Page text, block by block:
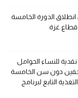
الشهم (3) تعلن انطلاق الدورة الخامسة
قطاع غزة
للنساء الحوامل
دون سن الخامسة
التابع لبرنامج